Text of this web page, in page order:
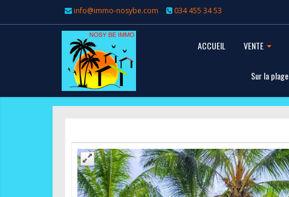
info@immo-nosybe.com 034 455 34 53
ACCUEIL VENTE
Sur la plage